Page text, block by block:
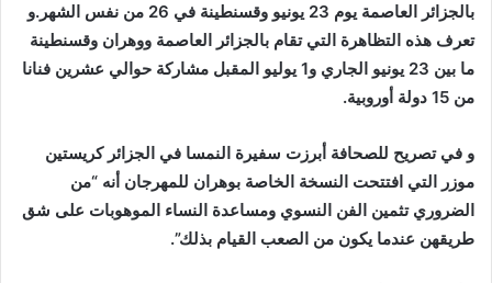
بالجزائر العاصمة يوم 23 يونيو وقسنطينة في 26 من نفس الشهر.و
تعرف هذه التظاهرة التي تقام بالجزائر العاصمة ووهران وقسنطينة
ما بين 23 يونيو الجاري و1 يوليو المقبل مشاركة حوالي عشرين فنانا
من 15 دولة أوروبية.
و في تصريح للصحافة أبرزت سفيرة النمسا في الجزائر كريستين
موزر التي افتتحت النسخة الخاصة بوهران للمهرجان أنه “من
الضروري تثمين الفن النسوي ومساعدة النساء الموهوبات على شق
طريقهن عندما يكون من الصعب القيام بذلك”.